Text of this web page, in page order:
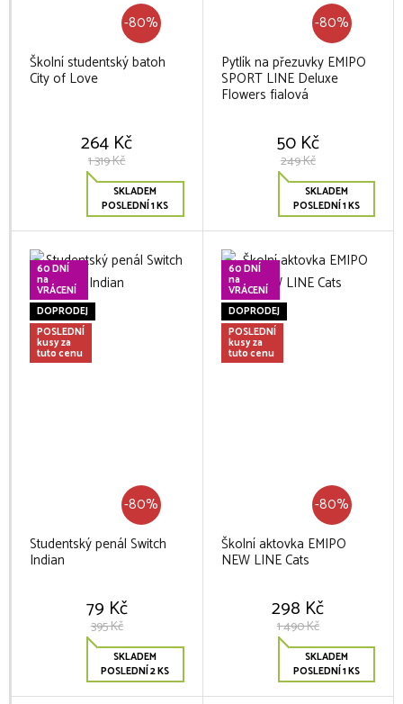
-80%
Školní studentský batoh
City of Love
264 Kč
1 319 Kč
SKLADEM
POSLEDNÍ 1 KS
-80%
Pytlík na přezuvky EMIPO
SPORT LINE Deluxe
Flowers fialová
50 Kč
249 Kč
SKLADEM
POSLEDNÍ 1 KS
60 DNÍ
na
VRÁCENÍ
DOPRODEJ
POSLEDNÍ
kusy za
tuto cenu
-80%
Studentský penál Switch
Indian
79 Kč
395 Kč
SKLADEM
POSLEDNÍ 2 KS
60 DNÍ
na
VRÁCENÍ
DOPRODEJ
POSLEDNÍ
kusy za
tuto cenu
-80%
Školní aktovka EMIPO
NEW LINE Cats
298 Kč
1 490 Kč
SKLADEM
POSLEDNÍ 1 KS